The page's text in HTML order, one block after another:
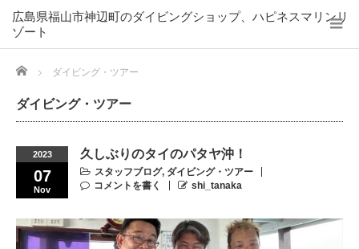
広島県福山市神辺町のダイビングショップ、ハピネスマリンリ
ゾート
Home ダイビング・ツアー
ダイビング・ツアー
2023
07
Nov
久しぶりのタイのパタヤ沖！
スタッフブログ, ダイビング・ツアー
コメントを書く
shi_tanaka